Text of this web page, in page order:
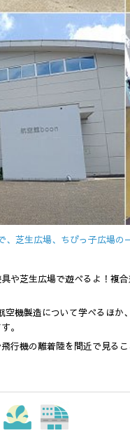
、芝生広場、ちびっ子広場
や芝生広場で遊べるよ！複
空機製造について学べるほ
。
行機の離着陸を間近で見る